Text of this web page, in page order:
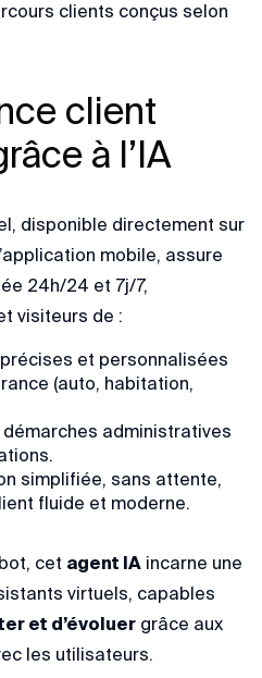
clients conçus selon
client
à l’IA
disponible directement sur
mobile, assure
24h/24 et 7j/7,
visiteurs de :
et personnalisées
(auto, habitation,
administratives
simplifiée, sans attente,
fluide et moderne.
cet agent IA incarne une
virtuels, capables
et d’évoluer grâce aux
les utilisateurs.